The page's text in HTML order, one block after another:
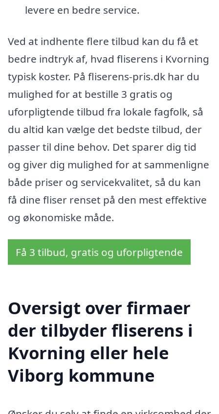
levere en bedre service.
Ved at indhente flere tilbud kan du få et
bedre indtryk af, hvad fliserens i Kvorning
typisk koster. På fliserens-pris.dk har du
mulighed for at bestille 3 gratis og
uforpligtende tilbud fra lokale fagfolk, så
du altid kan vælge det bedste tilbud, der
passer til dine behov. Det sparer dig tid
og giver dig mulighed for at sammenligne
både priser og servicekvalitet, så du kan
få dine fliser renset på den mest effektive
og økonomiske måde.
Få 3 tilbud, gratis og uforpligtende
Oversigt over firmaer
der tilbyder fliserens i
Kvorning eller hele
Viborg kommune